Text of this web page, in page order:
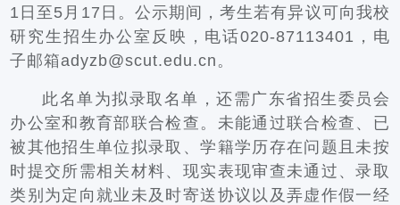
1日至5月17日。公示期间，考生若有异议可向我校
研究生招生办公室反映，电话020-87113401，电
子邮箱adyzb@scut.edu.cn。
此名单为拟录取名单，还需广东省招生委员会
办公室和教育部联合检查。未能通过联合检查、已
被其他招生单位拟录取、学籍学历存在问题且未按
时提交所需相关材料、现实表现审查未通过、录取
类别为定向就业未及时寄送协议以及弄虚作假一经